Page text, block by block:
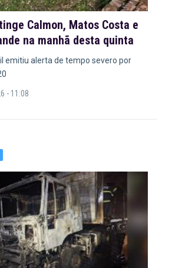
Calmon, Matos Costa e
na manhã desta quinta
emitiu alerta de tempo severo por
- 11:08